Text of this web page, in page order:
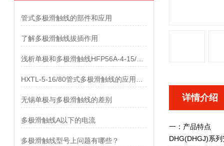
管式多极滑触线的部件和应用
了解多极滑触线拔插作用
无锡单极与多极滑触线的差别
多极滑触线A以下的电流
多极滑触线型号上问题有哪些？
详情介绍
一：产品
DHG(DHGJ)系